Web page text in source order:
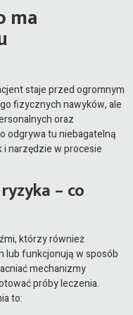
ma
staje przed ogromnym
fizycznych nawyków, ale
oraz
odgrywa tu niebagatelną
i narzędzie w procesie
– co
którzy również
lub funkcjonują w sposób
mechanizmy
próby leczenia.
to: